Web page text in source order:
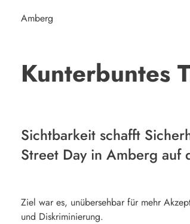
Amberg
Kunterbuntes
Sichtbarkeit schafft
Street Day in Amberg auf
Ziel war es, unübersehbar für mehr
und Diskriminierung.